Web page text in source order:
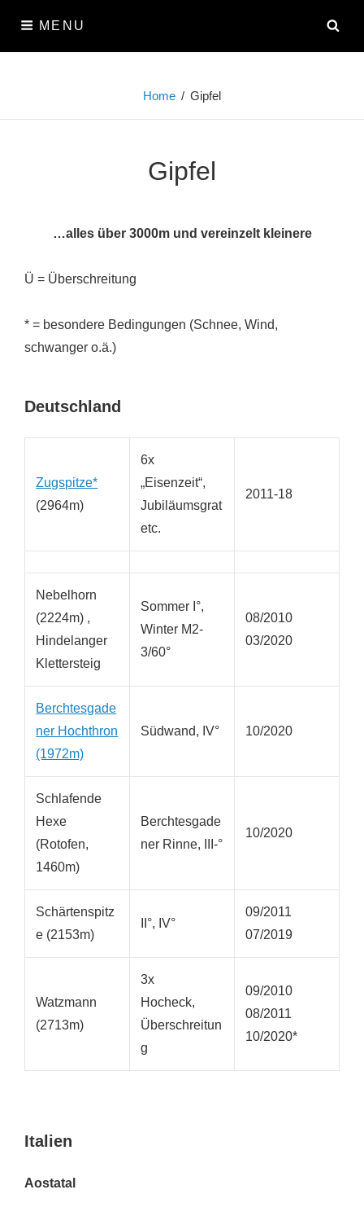
content
MENU
Home / Gipfel
Gipfel
…alles über 3000m und vereinzelt kleinere
Ü = Überschreitung
* = besondere Bedingungen (Schnee, Wind,
schwanger o.ä.)
Deutschland
Zugspitze*
(2964m)
6x
„Eisenzeit“,
Jubiläumsgrat
etc.
2011-18
Nebelhorn
(2224m) ,
Hindelanger
Klettersteig
Sommer I°,
Winter M2-
3/60°
08/2010
03/2020
Berchtesgade
ner Hochthron
(1972m)
Südwand, IV° 10/2020
Schlafende
Hexe
(Rotofen,
1460m)
Berchtesgade
ner Rinne, III-°
10/2020
Schärtenspitz
e (2153m)
II°, IV°
09/2011
07/2019
Watzmann
(2713m)
3x
Hocheck,
Überschreitun
g
09/2010
08/2011
10/2020*
Italien
Aostatal